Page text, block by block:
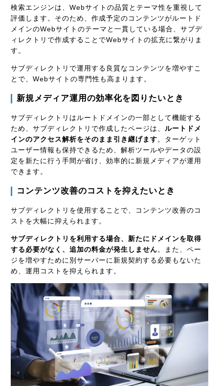
検索エンジンは、Webサイトの品質とテーマ性を重視して
評価します。そのため、作成予定のコンテンツがルートド
メインのWebサイトのテーマと一貫している場合、サブデ
ィレクトリで作成することでWebサイトの拡充に繋がりま
す。
サブディレクトリで運用する良質なコンテンツを増やすこ
とで、Webサイトの専門性も高まります。
新規メディア運用の効率化を図りたいとき
サブディレクトリはルートドメインの一部として機能する
ため、サブディレクトリで作成したページは、ルートドメ
インのアクセス解析をそのまま引き継げます。ターゲット
ユーザー情報も保持できるため、解析ツールやデータの設
定を新たに行う手間が省け、効率的に新規メディアが運用
できます。
コンテンツ改善のコストを抑えたいとき
サブディレクトリを使用することで、コンテンツ改善のコ
ストを大幅に抑えられます。
サブディレクトリを利用する場合、新たにドメインを取得
する必要がなく、追加の料金が発生しません。また、ペー
ジを増やすために別サーバーに新規契約する必要もないた
め、運用コストを抑えられます。